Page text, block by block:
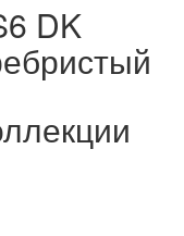
DK